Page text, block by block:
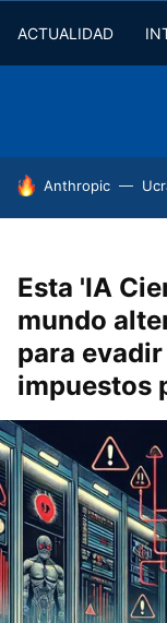
ACTUALIDAD
HOY SE HABLA
Anthropic
Esta 'IA
mundo
para
impuestos